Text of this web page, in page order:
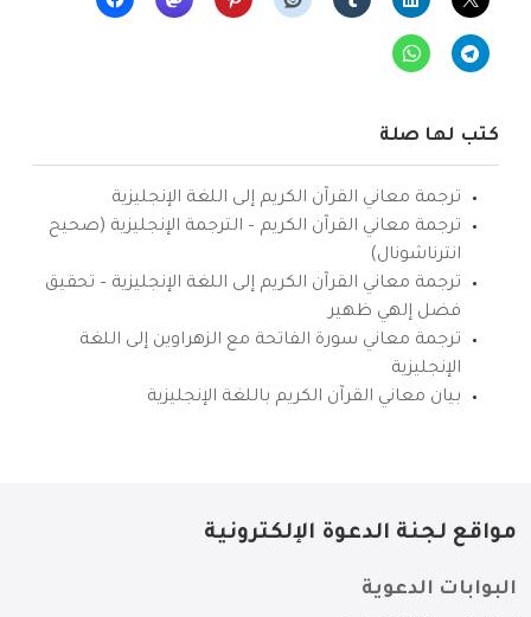
كتب لها صلة
ترجمة معاني القرآن الكريم إلى اللغة الإنجليزية
ترجمة معاني القرآن الكريم – الترجمة الإنجليزية (صحيح
انترناشونال)
ترجمة معاني القرآن الكريم إلى اللغة الإنجليزية – تحقيق
فضل إلهي ظهير
ترجمة معاني سورة الفاتحة مع الزهراوين إلى اللغة
الإنجليزية
بيان معاني القرآن الكريم باللغة الإنجليزية
مواقع لجنة الدعوة الإلكترونية
البوابات الدعوية